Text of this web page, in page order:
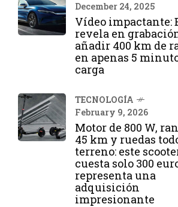
December 24, 2025
Vídeo impactante:
revela en
añadir 400 km de
en apenas 5
carga
TECNOLOGÍA
February 9, 2026
Motor de 800 W,
45 km y ruedas
terreno: este
cuesta solo 300
representa una
adquisición
impresionante